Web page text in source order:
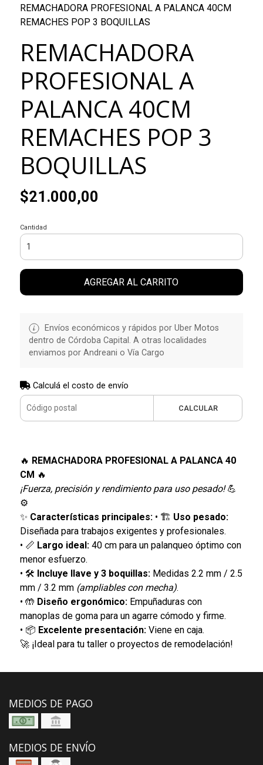
REMACHADORA PROFESIONAL A PALANCA 40CM
REMACHES POP 3 BOQUILLAS
REMACHADORA
PROFESIONAL A
PALANCA 40CM
REMACHES POP 3
BOQUILLAS
$21.000,00
Cantidad
AGREGAR AL CARRITO
Envíos económicos y rápidos por Uber Motos
dentro de Córdoba Capital. A otras localidades
enviamos por Andreani o Vía Cargo
Calculá el costo de envío
CALCULAR
🔥 REMACHADORA PROFESIONAL A PALANCA 40
CM 🔥
¡Fuerza, precisión y rendimiento para uso pesado!💪
⚙️
✨ Características principales:• 🏗️ Uso pesado:
Diseñada para trabajos exigentes y profesionales.
• 📏 Largo ideal:40 cm para un palanqueo óptimo con
menor esfuerzo.
• 🛠️ Incluye llave y 3 boquillas:Medidas 2.2 mm / 2.5
mm / 3.2 mm (ampliables con mecha).
• 🤲 Diseño ergonómico:Empuñaduras con
manoplas de goma para un agarre cómodo y firme.
• 📦 Excelente presentación:Viene en caja.
🚀 ¡Ideal para tu taller o proyectos de remodelación!
MEDIOS DE PAGO
MEDIOS DE ENVÍO